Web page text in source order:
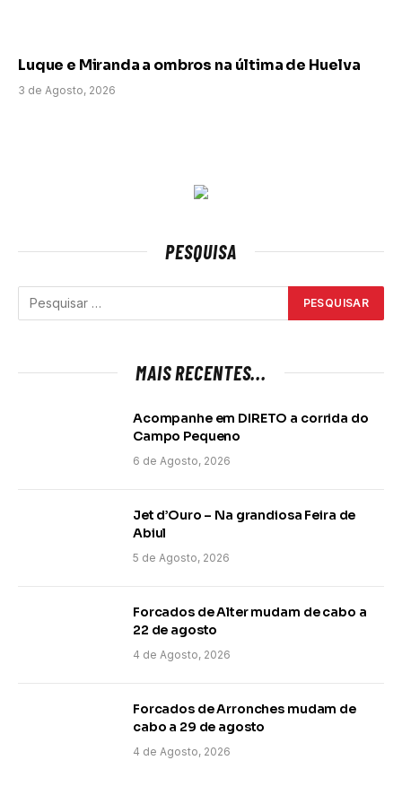
Luque e Miranda a ombros na última de Huelva
3 de Agosto, 2026
PESQUISA
MAIS RECENTES...
Acompanhe em DIRETO a corrida do
Campo Pequeno
6 de Agosto, 2026
Jet d’Ouro – Na grandiosa Feira de
Abiul
5 de Agosto, 2026
Forcados de Alter mudam de cabo a
22 de agosto
4 de Agosto, 2026
Forcados de Arronches mudam de
cabo a 29 de agosto
4 de Agosto, 2026